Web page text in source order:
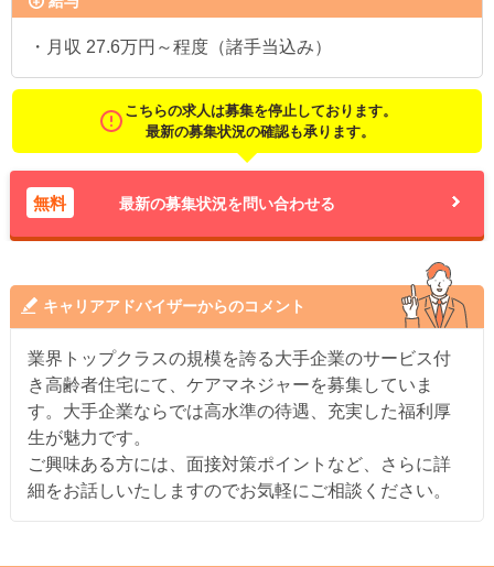
・月収 27.6万円～程度（諸手当込み）
こちらの求人は募集を停止しております。
最新の募集状況の確認も承ります。
無料 最新の募集状況を問い合わせる
キャリアアドバイザーからのコメント
業界トップクラスの規模を誇る大手企業のサービス付
き高齢者住宅にて、ケアマネジャーを募集していま
す。大手企業ならでは高水準の待遇、充実した福利厚
生が魅力です。
ご興味ある方には、面接対策ポイントなど、さらに詳
細をお話しいたしますのでお気軽にご相談ください。